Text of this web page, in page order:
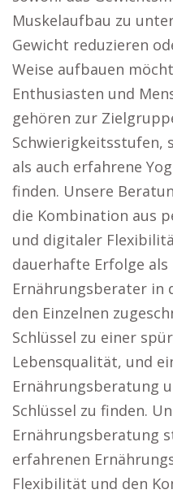
Muskelaufbau zu
Gewicht reduzieren
Weise aufbauen
Enthusiasten und
gehören zur
Schwierigkeitsstufen,
als auch erfahrene
finden. Unsere
die Kombination aus
und digitaler
dauerhafte Erfolge
Ernährungsberater in
den Einzelnen
Schlüssel zu einer
Lebensqualität, und
Ernährungsberatung
Schlüssel zu finden.
Ernährungsberatung
erfahrenen
Flexibilität und den